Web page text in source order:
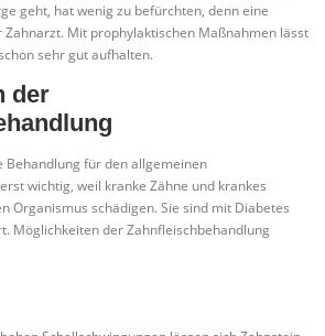
geht, hat wenig zu befürchten, denn eine
Mit prophylaktischen Maßnahmen lässt
sehr gut aufhalten.
der
Behandlung für den allgemeinen
wichtig, weil kranke Zähne und krankes
Organismus schädigen. Sie sind mit Diabetes
Möglichkeiten der Zahnfleischbehandlung